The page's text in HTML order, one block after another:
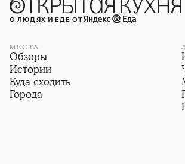
О ЛЮДЯХ И ЕДЕ ОТ
МЕСТА
Обзоры
Истории
Куда сходить
Города